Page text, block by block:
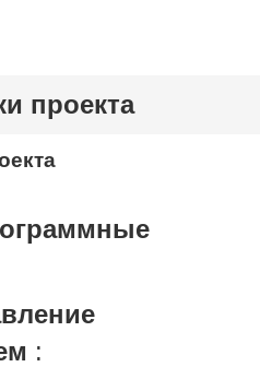
проекта
: